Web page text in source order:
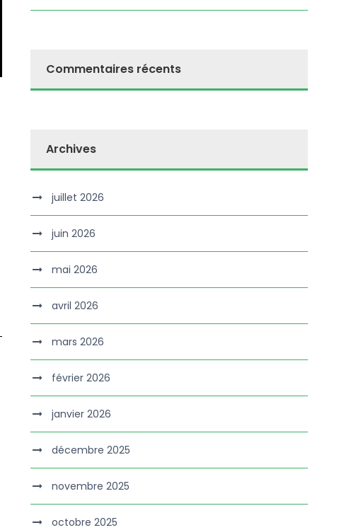
Commentaires récents
Archives
juillet 2026
juin 2026
mai 2026
avril 2026
mars 2026
février 2026
janvier 2026
décembre 2025
novembre 2025
octobre 2025